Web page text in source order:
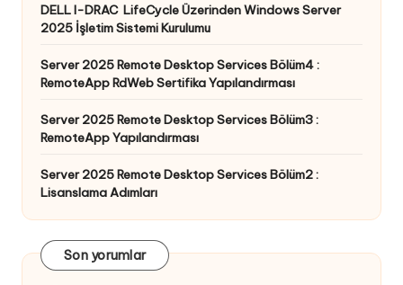
DELL I-DRAC LifeCycle Üzerinden Windows Server
2025 İşletim Sistemi Kurulumu
Server 2025 Remote Desktop Services Bölüm4 :
RemoteApp RdWeb Sertifika Yapılandırması
Server 2025 Remote Desktop Services Bölüm3 :
RemoteApp Yapılandırması
Server 2025 Remote Desktop Services Bölüm2 :
Lisanslama Adımları
Son yorumlar